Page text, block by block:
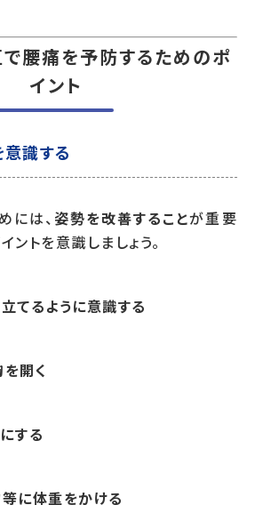
腰痛を予防するためのポ
イント
意識する
には、 姿勢を改善することが重要
ントを意識しましょう。
てるように意識する
開く
する
に体重をかける